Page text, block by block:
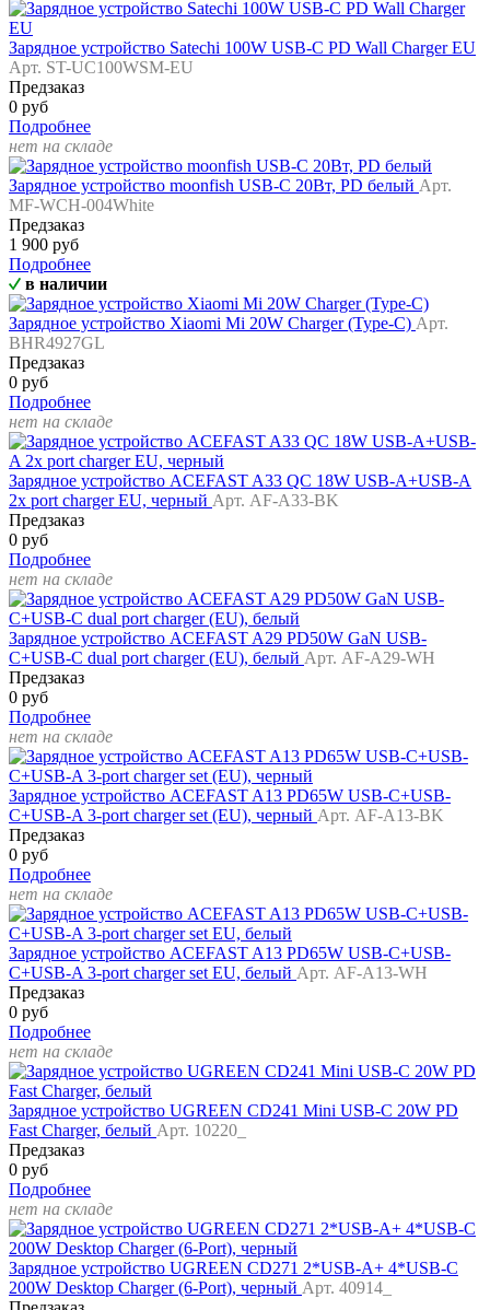
Зарядное устройство Satechi 100W USB-C PD Wall Charger EU
Арт. ST-UC100WSM-EU
Предзаказ
0 руб
Подробнее
нет на складе
Зарядное устройство moonfish USB-C 20Вт, PD белый Арт.
MF-WCH-004White
Предзаказ
1 900 руб
Подробнее
в наличии
Зарядное устройство Xiaomi Mi 20W Charger (Type-C) Арт.
BHR4927GL
Предзаказ
0 руб
Подробнее
нет на складе
Зарядное устройство ACEFAST A33 QC 18W USB-A+USB-A
2x port charger EU, черный Арт. AF-A33-BK
Предзаказ
0 руб
Подробнее
нет на складе
Зарядное устройство ACEFAST A29 PD50W GaN USB-
C+USB-C dual port charger (EU), белый Арт. AF-A29-WH
Предзаказ
0 руб
Подробнее
нет на складе
Зарядное устройство ACEFAST A13 PD65W USB-C+USB-
C+USB-A 3-port charger set (EU), черный Арт. AF-A13-BK
Предзаказ
0 руб
Подробнее
нет на складе
Зарядное устройство ACEFAST A13 PD65W USB-C+USB-
C+USB-A 3-port charger set EU, белый Арт. AF-A13-WH
Предзаказ
0 руб
Подробнее
нет на складе
Зарядное устройство UGREEN CD241 Mini USB-C 20W PD
Fast Charger, белый Арт. 10220_
Предзаказ
0 руб
Подробнее
нет на складе
Зарядное устройство UGREEN CD271 2*USB-A+ 4*USB-C
200W Desktop Charger (6-Port), черный Арт. 40914_